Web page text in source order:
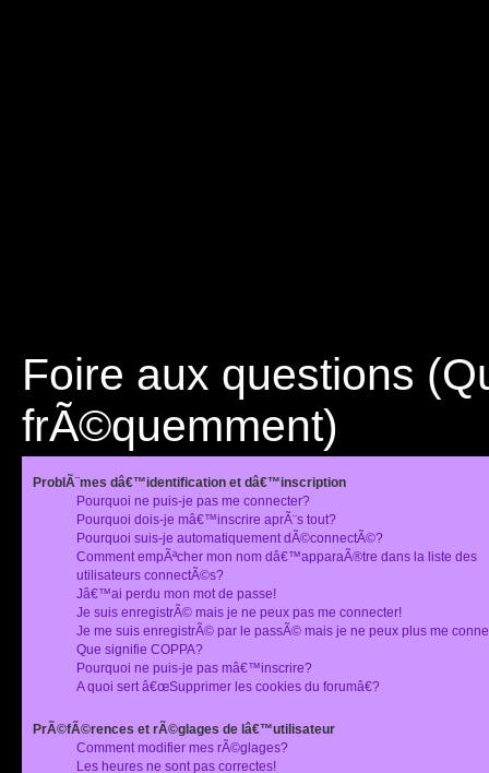
Foire aux questions
frÃ©quemment)
ProblÃ¨mes dâ€™identification et dâ€™inscription
Pourquoi ne puis-je pas me connecter?
Pourquoi dois-je mâ€™inscrire aprÃ¨s tout?
Pourquoi suis-je automatiquement dÃ©connectÃ©?
Comment empÃªcher mon nom dâ€™apparaÃ®tre dans la liste des
utilisateurs connectÃ©s?
Jâ€™ai perdu mon mot de passe!
Je suis enregistrÃ© mais je ne peux pas me connecter!
Je me suis enregistrÃ© par le passÃ© mais je ne peux plus me
Que signifie COPPA?
Pourquoi ne puis-je pas mâ€™inscrire?
A quoi sert â€œSupprimer les cookies du forumâ€?
PrÃ©fÃ©rences et rÃ©glages de lâ€™utilisateur
Comment modifier mes rÃ©glages?
Les heures ne sont pas correctes!